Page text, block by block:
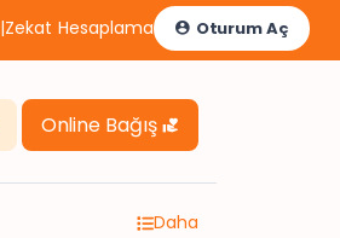
|Zekat Hesaplama Oturum Aç
Online Bağış
Daha